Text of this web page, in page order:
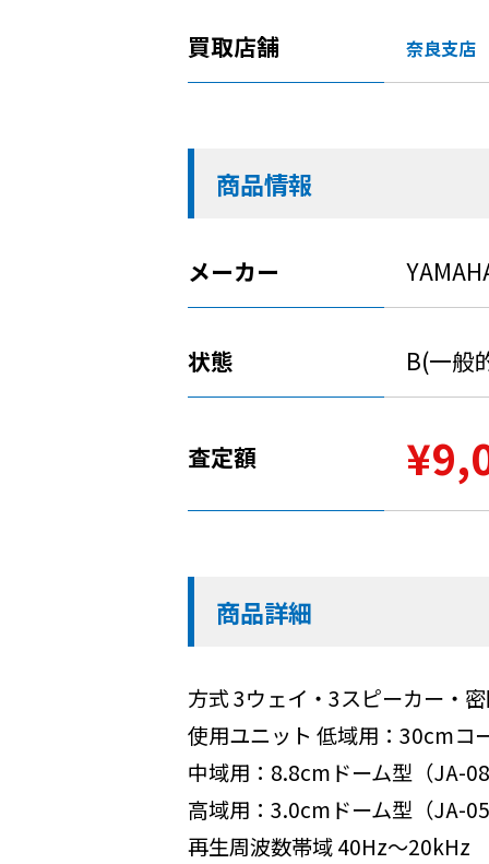
買取店舗 奈良支店
商品情報
メーカー
状態 B(一般
査定額
商品詳細
方式 3ウェイ・3スピーカー・
使用ユニット 低域用：30cmコ
中域用：8.8cmドーム型（JA-
高域用：3.0cmドーム型（JA-
再生周波数帯域 40Hz〜20kHz